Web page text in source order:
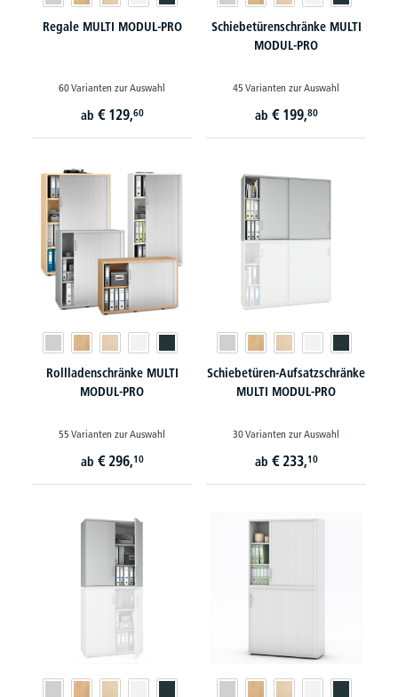
Regale MULTI MODUL-PRO
60 Varianten zur Auswahl
ab € 129,60
Schiebetürenschränke MULTI
MODUL-PRO
45 Varianten zur Auswahl
ab € 199,80
Rollladenschränke MULTI
MODUL-PRO
55 Varianten zur Auswahl
ab € 296,10
Schiebetüren-Aufsatzschränke
MULTI MODUL-PRO
30 Varianten zur Auswahl
ab € 233,10